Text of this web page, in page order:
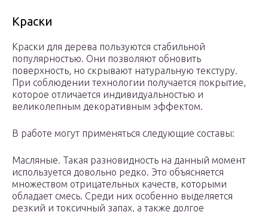
Краски
Краски для дерева пользуются стабильной
популярностью. Они позволяют обновить
поверхность, но скрывают натуральную текстуру.
При соблюдении технологии получается покрытие,
которое отличается индивидуальностью и
великолепным декоративным эффектом.
В работе могут применяться следующие составы:
Масляные. Такая разновидность на данный момент
используется довольно редко. Это объясняется
множеством отрицательных качеств, которыми
обладает смесь. Среди них особенно выделяется
резкий и токсичный запах, а также долгое